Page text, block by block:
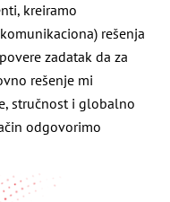
kreiramo
rešenja
zadatak da za
rešenje mi
stručnost i globalno
odgovorimo